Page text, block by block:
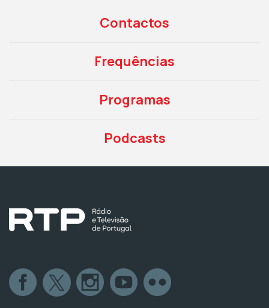
Contactos
Frequências
Programas
Podcasts